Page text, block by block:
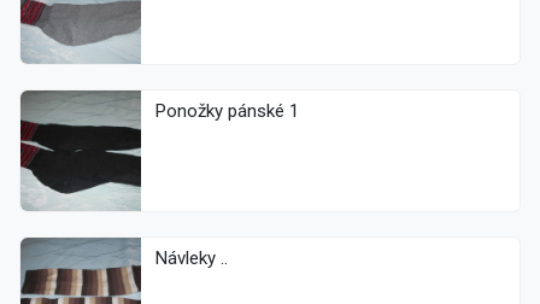
Ponožky pánské 1
Návleky ..